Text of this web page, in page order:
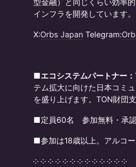
型金融）と同じくらい効率
インフラを開発しています。
​​​X:Orbs Japan Telegram:
​■エコシステムパートナー：
テム拡大に向けた日本コミ
を盛り上げます。TON財団
​​■定員60名 参加無料・承
■参加は18歳以上。アルコー
​​​​༶ ༶ ༶ ༶ ༶ ༶ ༶ ༶ ༶ ༶ ༶ ༶ ༶